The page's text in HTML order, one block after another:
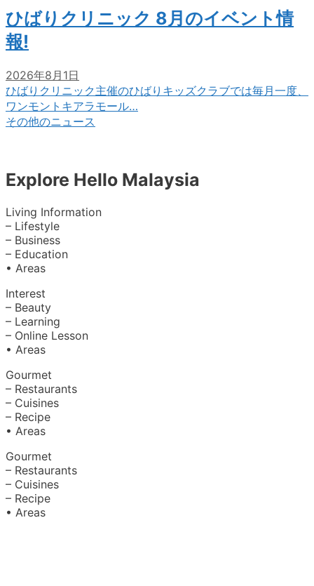
ひばりクリニック 8月のイベント情
報!
2026年8月1日
ひばりクリニック主催のひばりキッズクラブでは毎月一度、
ワンモントキアラモール…
その他のニュース
Explore Hello Malaysia
Living Information
– Lifestyle
– Business
– Education
• Areas
Interest
– Beauty
– Learning
– Online Lesson
• Areas
Gourmet
– Restaurants
– Cuisines
– Recipe
• Areas
Gourmet
– Restaurants
– Cuisines
– Recipe
• Areas